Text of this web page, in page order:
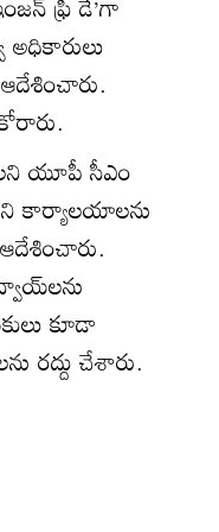
అధికారులు
యూపీ సీఎం
కార్యాలయాలను
కూడా
రద్దు చేశారు.